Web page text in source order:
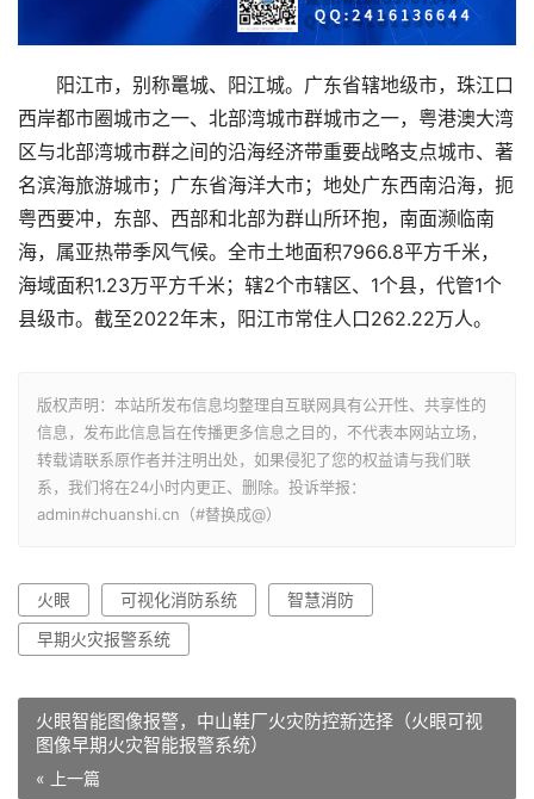
阳江市，别称鼍城、阳江城。广东省辖地级市，珠江口
西岸都市圈城市之一、北部湾城市群城市之一，粤港澳大湾
区与北部湾城市群之间的沿海经济带重要战略支点城市、著
名滨海旅游城市；广东省海洋大市；地处广东西南沿海，扼
粤西要冲，东部、西部和北部为群山所环抱，南面濒临南
海，属亚热带季风气候。全市土地面积7966.8平方千米，
海域面积1.23万平方千米；辖2个市辖区、1个县，代管1个
县级市。截至2022年末，阳江市常住人口262.22万人。
版权声明：本站所发布信息均整理自互联网具有公开性、共享性的
信息，发布此信息旨在传播更多信息之目的，不代表本网站立场，
转载请联系原作者并注明出处，如果侵犯了您的权益请与我们联
系，我们将在24小时内更正、删除。投诉举报：
admin#chuanshi.cn（#替换成@）
火眼 可视化消防系统
智慧消防
早期火灾报警系统
火眼智能图像报警，中山鞋厂火灾防控新选择（火眼可视
图像早期火灾智能报警系统）
« 上一篇